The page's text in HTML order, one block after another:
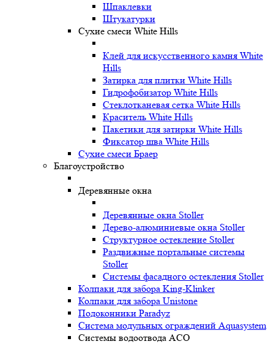
Шпаклевки
Штукатурки
Сухие смеси White Hills
Клей для искусственного камня White
Hills
Затирка для плитки White Hills
Гидрофобизатор White Hills
Стеклотканевая сетка White Hills
Краситель White Hills
Пакетики для затирки White Hills
Фиксатор шва White Hills
Сухие смеси Браер
Благоустройство
Деревянные окна
Деревянные окна Stoller
Дерево-алюминиевые окна Stoller
Структурное остекление Stoller
Раздвижные портальные системы
Stoller
Системы фасадного остекления Stoller
Колпаки для забора King-Klinker
Колпаки для забора Unistone
Подоконники Paradyz
Система модульных ограждений Aquasystem
Системы водоотвода ACO